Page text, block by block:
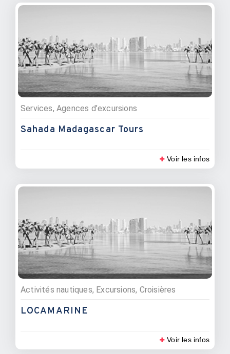
Services, Agences d’excursions
Sahada Madagascar Tours
Voir les infos
Activités nautiques, Excursions, Croisières
LOCAMARINE
Voir les infos